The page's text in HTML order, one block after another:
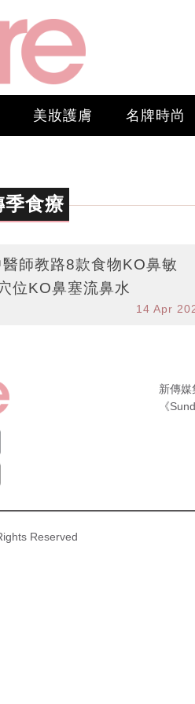
美妝護膚 名牌時尚
季食療
師教路8款食物KO鼻敏
位KO鼻塞流鼻水
14 Apr
新傳媒
《
Reserved